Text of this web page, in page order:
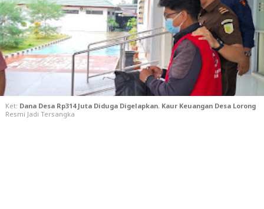
Ket: Dana Desa Rp314 Juta Diduga Digelapkan, Kaur Keuangan Desa Lorong
Resmi Jadi Tersangka